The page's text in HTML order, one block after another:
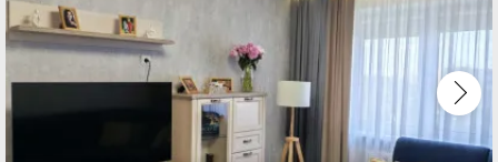
Реклама на сайте